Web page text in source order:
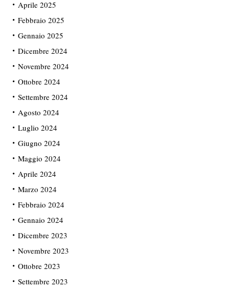
Aprile 2025
Febbraio 2025
Gennaio 2025
Dicembre 2024
Novembre 2024
Ottobre 2024
Settembre 2024
Agosto 2024
Luglio 2024
Giugno 2024
Maggio 2024
Aprile 2024
Marzo 2024
Febbraio 2024
Gennaio 2024
Dicembre 2023
Novembre 2023
Ottobre 2023
Settembre 2023